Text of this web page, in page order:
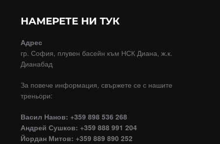
НАМЕРЕТЕ НИ ТУК
Адрес
гр. София, плувен басейн към НСК Диана, ж.к.
Дианабад
За повече информация, свържете се с нашите
треньори:
Васил Нанов: +359 898 536 268
Андрей Сушков: +359 888 991 204
Йордан Митов: +359 889 890 252